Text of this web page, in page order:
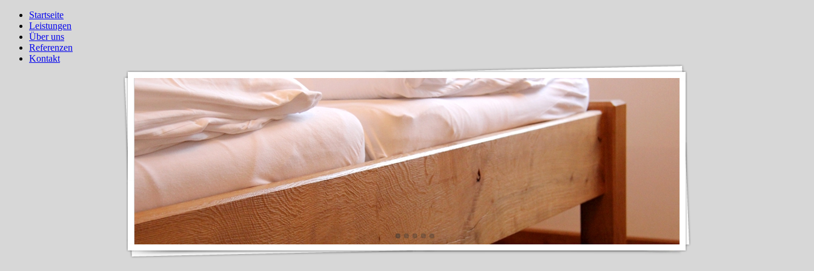
Startseite
Leistungen
Über uns
Referenzen
Kontakt